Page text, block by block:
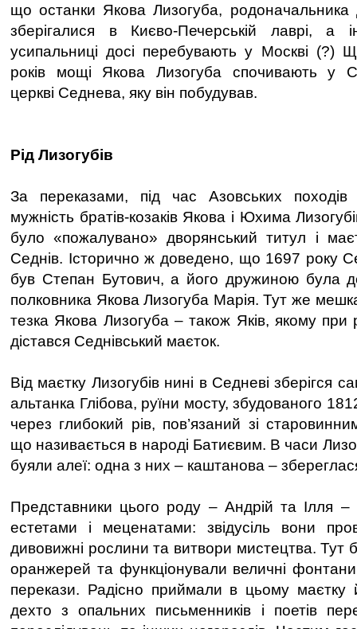
що останки Якова Лизогуба, родоначальника
зберігалися в Києво-Печерській лаврі, а
усипальниці досі перебувають у Москві (?)
років мощі Якова Лизогуба спочивають у
церкві Седнева, яку він побудував.
Рід Лизогубів
За переказами, під час Азовських походів
мужність братів-козаків Якова і Юхима
було «пожалувано» дворянський титул і
Седнів. Історично ж доведено, що 1697 року
був Степан Бутович, а його дружиною була
полковника Якова Лизогуба Марія. Тут же
тезка Якова Лизогуба – також Яків, якому при
дістався Седнівський маєток.
Від маєтку Лизогубів нині в Седневі зберігся
альтанка Глібова, руїни мосту, збудованого
через глибокий рів, пов’язаний зі
що називається в народі Батиєвим. В часи
буяли алеї: одна з них – каштанова –
Представники цього роду – Андрій та Ілля
естетами і меценатами: звідусіль вони
дивовижні рослини та витвори мистецтва. Тут
оранжерей та функціонували величні
перекази. Радісно приймали в цьому маєтку
дехто з опальних письменників і поетів